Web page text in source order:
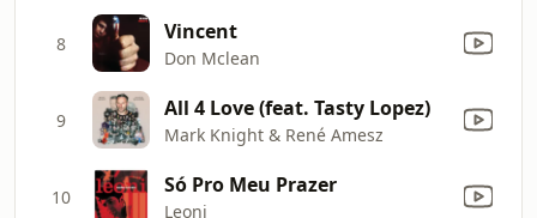
8 Vincent
Don Mclean
9 All 4 Love (feat. Tasty Lopez)
Mark Knight & René Amesz
10 Só Pro Meu Prazer
Leoni